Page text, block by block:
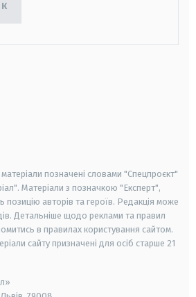
матеріали позначені словами "Спецпроєкт"
Матеріали з позначкою "Експерт",
авторів та героїв. Редакція може
Детальніше щодо реклами та правил
в правилах користування сайтом.
сайту призначені для осіб старше 21